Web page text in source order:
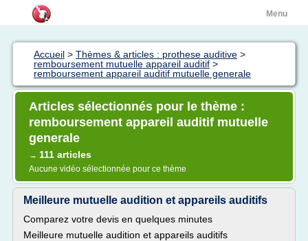
Menu
Accueil > Thèmes & articles : prothese auditive >
remboursement mutuelle appareil auditif >
remboursement appareil auditif mutuelle generale
Articles sélectionnés pour le thème :
remboursement appareil auditif mutuelle
generale
→ 111 articles
Aucune vidéo sélectionnée pour ce thème
Meilleure mutuelle audition et appareils auditifs
Comparez votre devis en quelques minutes
Meilleure mutuelle audition et appareils auditifs